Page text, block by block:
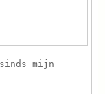
mijn